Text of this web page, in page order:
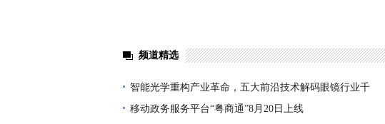
频道精选
智能光学重构产业革命，五大前沿技术解码眼镜行业千
亿新蓝海
移动政务服务平台“粤商通”8月20日上线